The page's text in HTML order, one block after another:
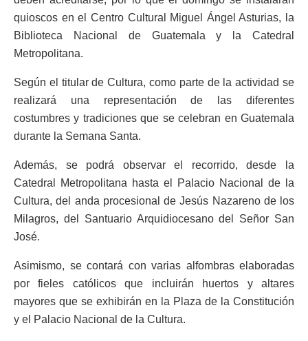
quioscos en el Centro Cultural Miguel Ángel Asturias, la
Biblioteca Nacional de Guatemala y la Catedral
Metropolitana.
Según el titular de Cultura, como parte de la actividad se
realizará una representación de las diferentes
costumbres y tradiciones que se celebran en Guatemala
durante la Semana Santa.
Además, se podrá observar el recorrido, desde la
Catedral Metropolitana hasta el Palacio Nacional de la
Cultura, del anda procesional de Jesús Nazareno de los
Milagros, del Santuario Arquidiocesano del Señor San
José.
Asimismo, se contará con varias alfombras elaboradas
por fieles católicos que incluirán huertos y altares
mayores que se exhibirán en la Plaza de la Constitución
y el Palacio Nacional de la Cultura.